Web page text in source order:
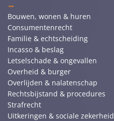
Bouwen, wonen & huren
Consumentenrecht
Familie & echtscheiding
Incasso & beslag
Letselschade & ongevallen
Overheid & burger
Overlijden & nalatenschap
Rechtsbijstand & procedures
Strafrecht
Uitkeringen & sociale zekerheid